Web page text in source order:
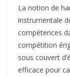
La notion de
instrumentale
compétences
compétition
sous couvert
efficace pour